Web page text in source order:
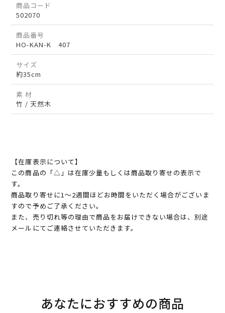
商品コード
502070
商品番号
HO-KAN-K 407
サイズ
約35cm
素 材
竹 / 天然木
【在庫表示について】
この商品の「△」は在庫少量もしくは商品取り寄せの表示で
す。
商品取り寄せに1～2週間ほどお時間をいただく場合がございま
すので予めご了承ください。
また、売り切れ等の理由で商品をお届けできない場合は、別途
メールにてご連絡させていただきます。
あなたにおすすめの商品